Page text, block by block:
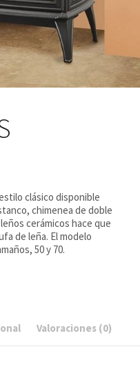
clásico disponible
chimenea de doble
cerámicos hace que
de leña. El modelo
50 y 70.
Valoraciones (0)